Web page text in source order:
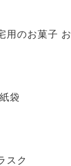
用のお菓子 お
袋
スク